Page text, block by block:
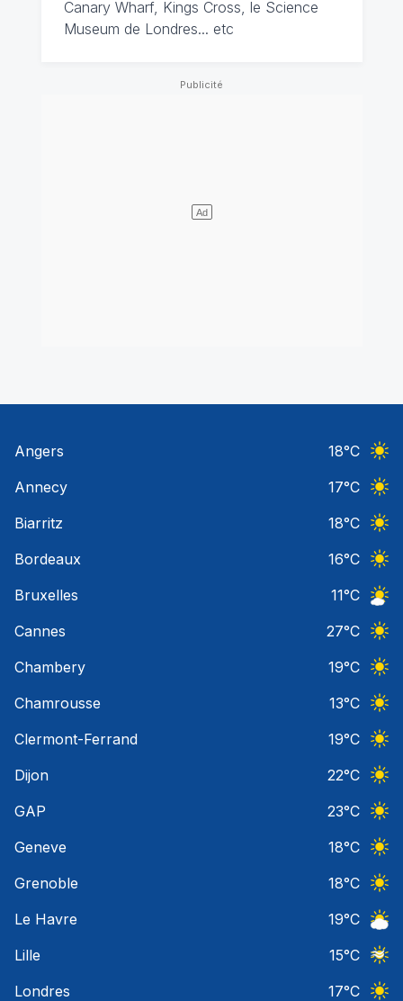
Canary Wharf, Kings Cross, le Science
Museum de Londres... etc
Angers 18°C
Annecy
17°C
Biarritz
18°C
Bordeaux
16°C
Bruxelles
11°C
Cannes
27°C
Chambery
19°C
Chamrousse
13°C
Clermont-Ferrand
19°C
Dijon
22°C
GAP
23°C
Geneve
18°C
Grenoble
18°C
Le Havre
19°C
Lille
15°C
Londres
17°C